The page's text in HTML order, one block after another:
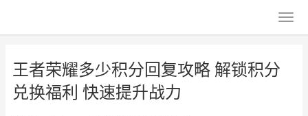
王者荣耀多少积分回复攻略 解锁积分
兑换福利 快速提升战力